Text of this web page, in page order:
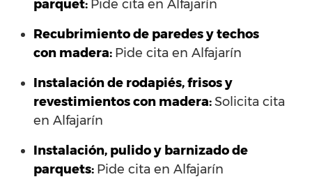
parquet: Pide cita en Alfajarín
Recubrimiento de paredes y techos
con madera: Pide cita en Alfajarín
Instalación de rodapiés, frisos y
revestimientos con madera:Solicita cita
en Alfajarín
Instalación, pulido y barnizado de
parquets: Pide cita en Alfajarín